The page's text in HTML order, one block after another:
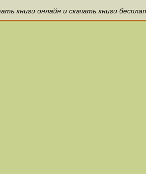
книги онлайн и скачать книги